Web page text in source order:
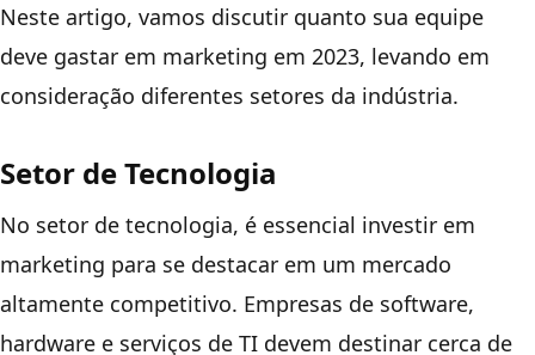
Neste artigo, vamos discutir quanto sua equipe
deve gastar em marketing em 2023, levando em
consideração diferentes setores da indústria.
Setor de Tecnologia
No setor de tecnologia, é essencial investir em
marketing para se destacar em um mercado
altamente competitivo. Empresas de software,
hardware e serviços de TI devem destinar cerca de